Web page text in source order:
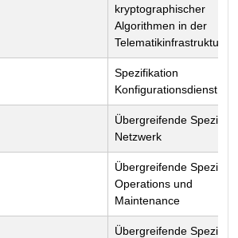
kryptographischer
Algorithmen in der
Telematikinfrastruktur
Spezifikation
Konfigurationsdienst
Übergreifende
Netzwerk
Übergreifende
Operations und
Maintenance
Übergreifende